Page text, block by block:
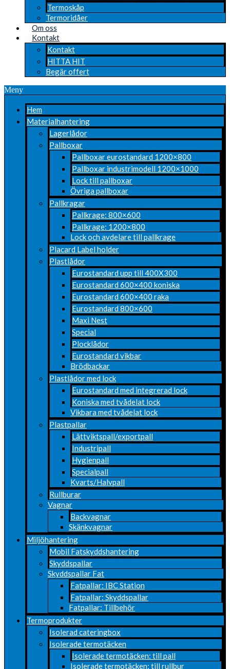
Termoskåp
Termoridåer
Om oss
Kontakt
Kontakt
HITTA HIT
Begär offert
Meny
Hem
Materialhantering
Lagerlådor
Pallboxar
Pallboxar eurostandard 1200×800
Pallboxar industrimodell 1200×1000
Lock till pallboxar
Övriga pallboxar
Pallkragar
Pallkrage: 800×600
Pallkrage: 1200×800
Lock och avdelare till pallkrage
Placard Label holder
Plastlådor
Eurostandard upp till 400X300
Eurostandard 600×400 koniska
Eurostandard 600×400 raka
Eurostandard 800×600
Maxi Nest
Special
Plocklådor
Eurostandard vikbar
Brödbackar
Plastlådor med lock
Eurostandard med integrerad lock
Koniska med tvådelat lock
Vikbara med tvådelat lock
Plastpallar
Lättviktspall/exportpall
Industripall
Hygienpall
Specialpall
Kvarts/Halvpall
Rullburar
Vagnar
Backvagnar
Skänkvagnar
Miljöhantering
Mobil Fatskyddshantering
Skyddspallar
Skyddspallar Fat
Fatpallar: IBC Station
Fatpallar: Skyddspallar
Fatpallar: Tillbehör
Termoprodukter
Isolerad cateringbox
Isolerade termotäcken
Isolerade termotäcken: till pall
Isolerade termotäcken: till rullbur